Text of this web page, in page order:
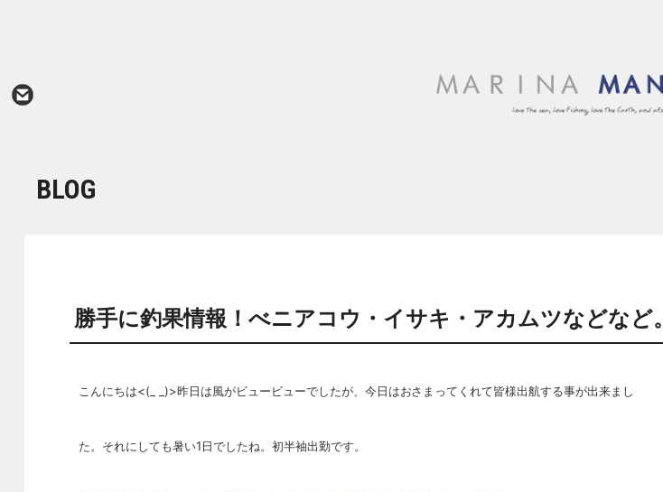
BLOG
勝手に釣果情報！べニアコウ・イサキ・アカムツなどなど。
こんにちは<(_ _)>昨日は風がビュービューでしたが、今日はおさまってくれて皆様出航する事が出来まし
た。それにしても暑い1日でしたね。初半袖出勤です。